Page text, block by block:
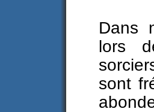
Dans
lors
sont